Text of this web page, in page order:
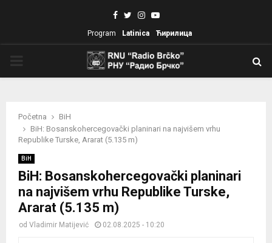
Facebook
TwitterInstagram
Youtube
Program Latinica Ћирилица
Početna
BiH
BiH: Bosanskohercegovački planinari na najvišem vrhu
Republike Turske, Ararat (5.135 m)
BiH
BiH: Bosanskohercegovački planinari
na najvišem vrhu Republike Turske,
Ararat (5.135 m)
od Vladimir Matijević 02.08.2025 - 10:20